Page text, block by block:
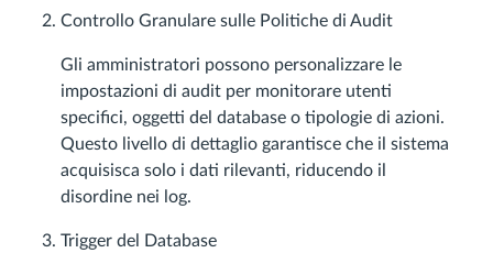
Controllo Granulare sulle Politiche di Audit
Gli amministratori possono personalizzare le
impostazioni di audit per monitorare utenti
specifici, oggetti del database o tipologie di azioni.
Questo livello di dettaglio garantisce che il sistema
acquisisca solo i dati rilevanti, riducendo il
disordine nei log.
Trigger del Database